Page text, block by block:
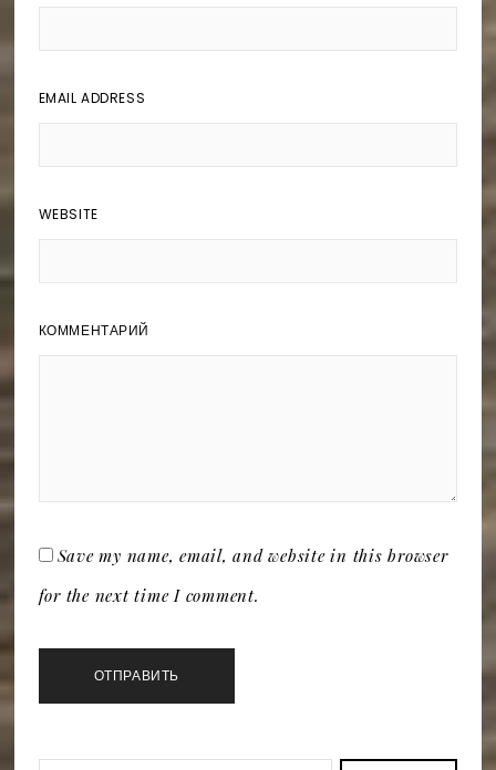
EMAIL ADDRESS
WEBSITE
КОММЕНТАРИЙ
Save my name, email, and website in this browser
for the next time I comment.